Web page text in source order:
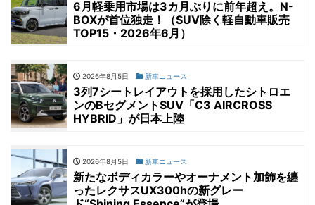
6月軽乗用市場は3カ月ぶりに前年超え。N-
BOXが首位独走！（SUV除く軽自動車販売
TOP15・2026年6月）
2026年8月5日 新車ニュース
3列7シートレイアウトを採用したシトロエ
ンのBセグメントSUV「C3 AIRCROSS
HYBRID」が日本上陸
2026年8月5日 新車ニュース
新たなボディカラーやオーナメント加飾を纏
ったレクサスUX300hの新グレー